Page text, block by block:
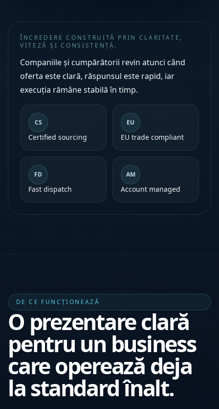
ÎNCREDERE CONSTRUITĂ PRIN CLARITATE,
VITEZĂ ȘI CONSISTENȚĂ.
Companiile și cumpărătorii revin atunci când
oferta este clară, răspunsul este rapid, iar
execuția rămâne stabilă în timp.
CS
Certified sourcing
EU
EU trade compliant
FD
Fast dispatch
AM
Account managed
DE CE FUNCȚIONEAZĂ
O prezentare clară
pentru un business
care operează deja
la standard înalt.